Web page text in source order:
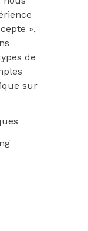
de
trente-
»,
de
sur